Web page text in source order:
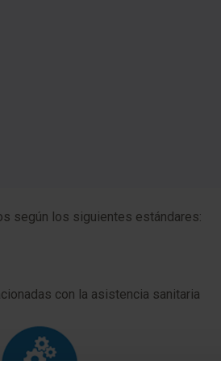
según los siguientes estándares:
con la asistencia sanitaria